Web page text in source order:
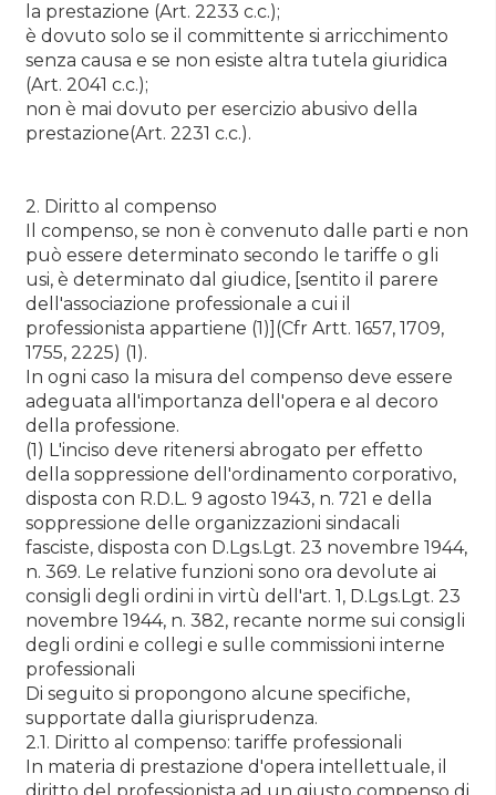
la prestazione (Art. 2233 c.c.);
è dovuto solo se il committente si arricchimento
senza causa e se non esiste altra tutela giuridica
(Art. 2041 c.c.);
non è mai dovuto per esercizio abusivo della
prestazione(Art. 2231 c.c.).
2. Diritto al compenso
Il compenso, se non è convenuto dalle parti e non
può essere determinato secondo le tariffe o gli
usi, è determinato dal giudice, [sentito il parere
dell'associazione professionale a cui il
professionista appartiene (1)](Cfr Artt. 1657, 1709,
1755, 2225) (1).
In ogni caso la misura del compenso deve essere
adeguata all'importanza dell'opera e al decoro
della professione.
(1) L'inciso deve ritenersi abrogato per effetto
della soppressione dell'ordinamento corporativo,
disposta con R.D.L. 9 agosto 1943, n. 721 e della
soppressione delle organizzazioni sindacali
fasciste, disposta con D.Lgs.Lgt. 23 novembre 1944,
n. 369. Le relative funzioni sono ora devolute ai
consigli degli ordini in virtù dell'art. 1, D.Lgs.Lgt. 23
novembre 1944, n. 382, recante norme sui consigli
degli ordini e collegi e sulle commissioni interne
professionali
Di seguito si propongono alcune specifiche,
supportate dalla giurisprudenza.
2.1. Diritto al compenso: tariffe professionali
In materia di prestazione d'opera intellettuale, il